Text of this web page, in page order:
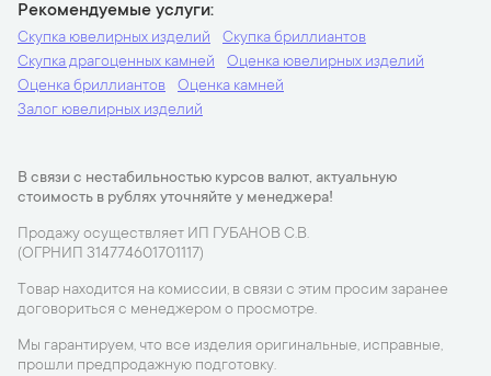
Рекомендуемые услуги
Скупка ювелирных изделий
Скупка бриллиантов
Скупка драгоценных камней
Оценка ювелирных изделий
Оценка бриллиантов
Оценка камней
Залог ювелирных изделий
В связи с нестабильностью курсов валют, актуальную
стоимость в рублях уточняйте у менеджера!
Продажу осуществляет ИП ГУБАНОВ С.В.
(ОГРНИП 314774601701117)
Товар находится на комиссии, в связи с этим просим заранее
договориться с менеджером о просмотре.
Мы гарантируем, что все изделия оригинальные, исправные,
прошли предпродажную подготовку.